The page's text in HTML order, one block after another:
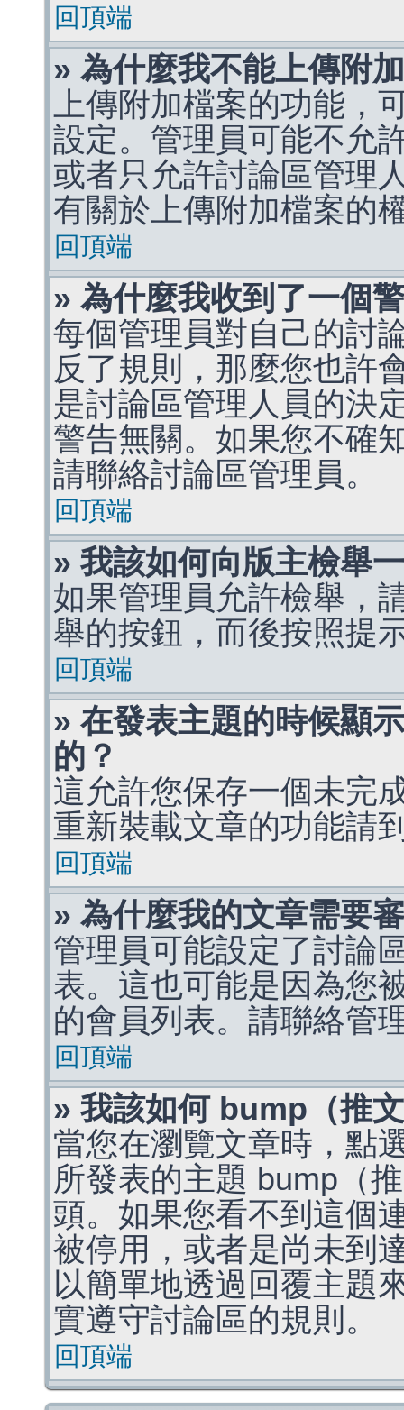
回頂端
» 為什麼我不能上傳附
上傳附加檔案的功能，
設定。管理員可能不允
或者只允許討論區管理
有關於上傳附加檔案的
回頂端
» 為什麼我收到了一個
每個管理員對自己的討
反了規則，那麼您也許
是討論區管理人員的決
警告無關。如果您不確
請聯絡討論區管理員。
回頂端
» 我該如何向版主檢舉
如果管理員允許檢舉，
舉的按鈕，而後按照提
回頂端
» 在發表主題的時候顯
的？
這允許您保存一個未完
重新裝載文章的功能請
回頂端
» 為什麼我的文章需要
管理員可能設定了討論
表。這也可能是因為您
的會員列表。請聯絡管
回頂端
» 我該如何 bump（推
當您在瀏覽文章時，點
所發表的主題 bump（
頭。如果您看不到這個
被停用，或者是尚未到
以簡單地透過回覆主題
實遵守討論區的規則。
回頂端